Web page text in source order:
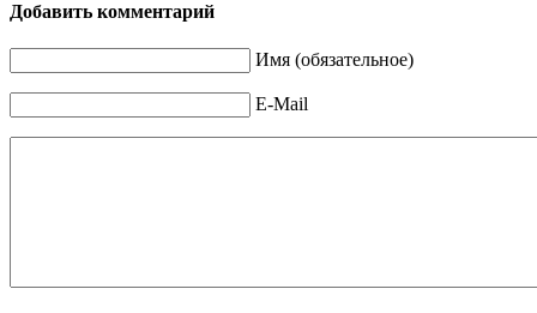
Добавить комментарий
Имя (обязательное)
E-Mail